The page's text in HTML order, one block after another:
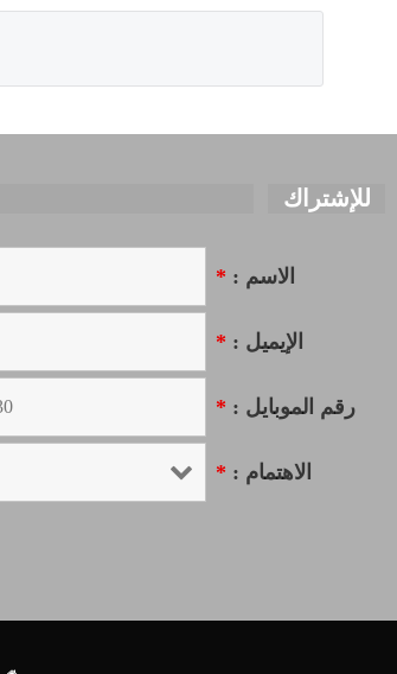
للإشتراك
الاسم : *
الإيميل : *
رقم الموبايل : *
الاهتمام : *